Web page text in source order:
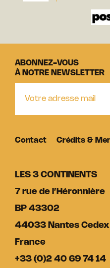
LES 3 CONTINENTS
7 rue de l’Héronnière
BP 43302
44033 Nantes Cedex
France
+33 (0)2 40 69 74 14
ABONNEZ-VOUS
À NOTRE NEWSLETTER
Contact Crédits &